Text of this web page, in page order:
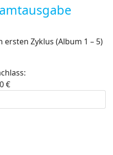
Zyklus (Album 1 – 5)
€